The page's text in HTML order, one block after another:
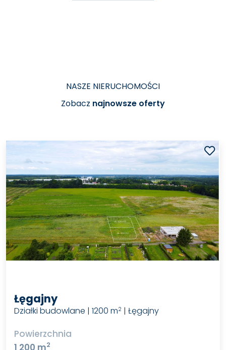
NASZE NIERUCHOMOŚCI
Zobacz najnowsze oferty
Łęgajny
Działki budowlane | 1200 m2 | Łęgajny
Powierzchnia
1 200 m2